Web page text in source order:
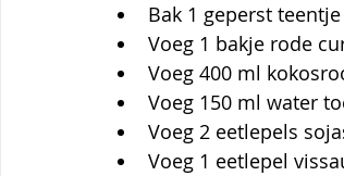
Bak 1 geperst
Voeg 1 bakje rode
Voeg 400 ml
Voeg 150 ml water
Voeg 2 eetlepels
Voeg 1 eetlepel